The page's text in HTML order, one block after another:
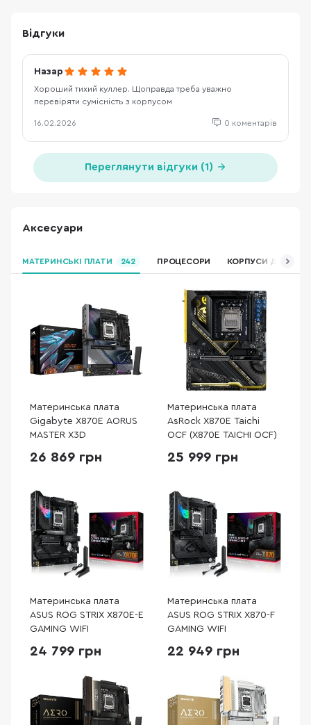
Відгуки
Назар
Хороший тихий куллер. Щоправда треба уважно
перевіряти сумісність з корпусом
16.02.2026 0 коментарів
Переглянути відгуки (1)
Аксесуари
МАТЕРИНСЬКІ ПЛАТИ 242 ПРОЦЕСОРИ КОРПУСИ ДЛЯ ПК
Материнська плата
Gigabyte X870E AORUS
MASTER X3D
26 869 грн
Материнська плата
AsRock X870E Taichi
OCF (X870E TAICHI OCF)
25 999 грн
Материнська плата
ASUS ROG STRIX X870E-E
GAMING WIFI
24 799 грн
Материнська плата
ASUS ROG STRIX X870-F
GAMING WIFI
22 949 грн